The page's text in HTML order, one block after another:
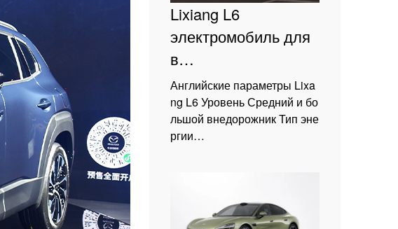
Lixiang L6
электромобиль для
в…
Английские параметры Lixa
ng L6 Уровень Средний и бо
льшой внедорожник Тип эне
ргии…